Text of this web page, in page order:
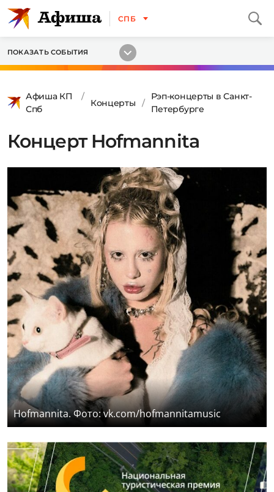
СПБ
ПОКАЗАТЬ СОБЫТИЯ
Афиша КП
Спб
Концерты
Рэп-концерты в Санкт-
Петербурге
Концерт Hofmannita
Hofmannita. Фото: vk.com/hofmannitamusic